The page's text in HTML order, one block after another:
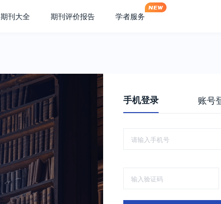
期刊大全 期刊评价报告 学者服务
手机登录 账号